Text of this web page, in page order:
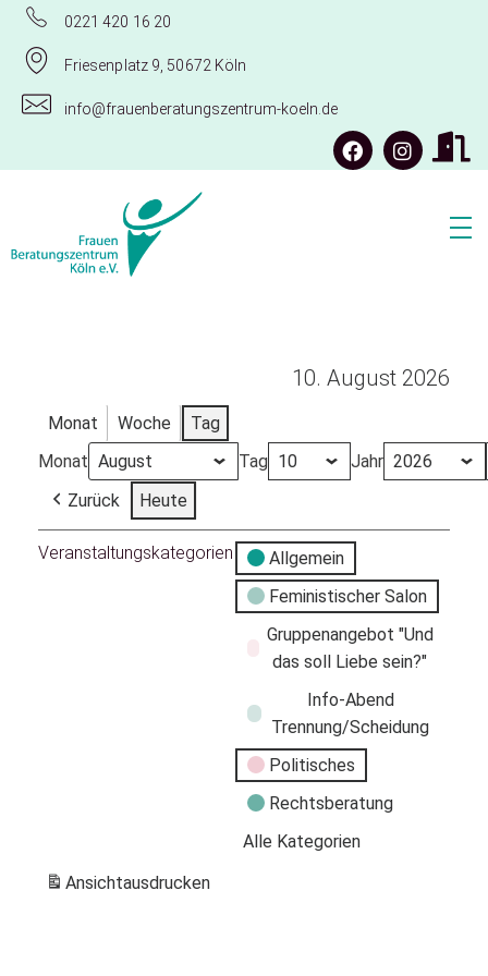
0221 420 16 20
Friesenplatz 9, 50672 Köln
info@frauenberatungszentrum-koeln.de
10. August 2026
Monat Woche
Tag
Monat
Tag
Jahr
Zurück
Heute
Veranstaltungskategorien
Allgemein
Feministischer Salon
Gruppenangebot "Und
das soll Liebe sein?"
Info-Abend
Trennung/Scheidung
Politisches
Rechtsberatung
Alle Kategorien
Ansichtausdrucken